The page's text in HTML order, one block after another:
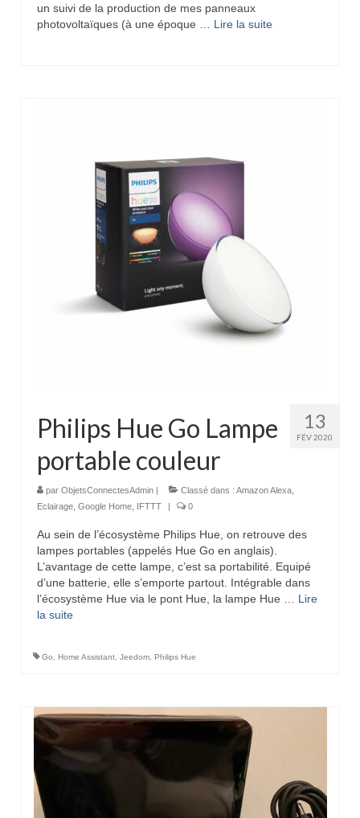
un suivi de la production de mes panneaux
photovoltaïques (à une époque … Lire la suite­­
13
FÉV 2020
Philips Hue Go Lampe
portable couleur
par ObjetsConnectesAdmin Classé dans : Amazon Alexa,
Eclairage, Google Home, IFTTT 0
Au sein de l’écosystème Philips Hue, on retrouve des
lampes portables (appelés Hue Go en anglais).
L’avantage de cette lampe, c’est sa portabilité. Equipé
d’une batterie, elle s’emporte partout. Intégrable dans
l’écosystème Hue via le pont Hue, la lampe Hue … Lire
la suite­­
Go, Home Assistant, Jeedom, Philips Hue